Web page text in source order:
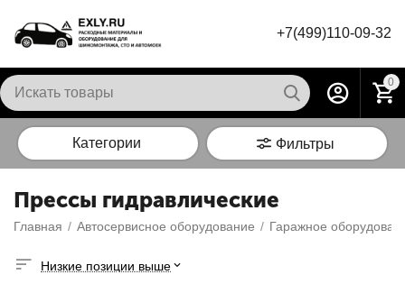
+7(499)110-09-32
0
Категории Фильтры
Прессы гидравлические
Главная / Автосервисное оборудование / Гаражное
Низкие позиции выше